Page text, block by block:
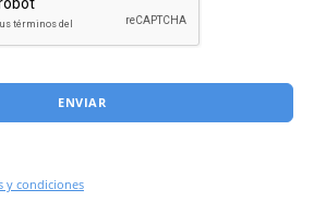
ENVIAR
y condiciones